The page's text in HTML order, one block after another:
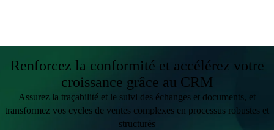
Renforcez la conformité et accélérez votre
croissance grâce au CRM
Assurez la traçabilité et le suivi des échanges et documents, et
transformez vos cycles de ventes complexes en processus robustes et
structurés